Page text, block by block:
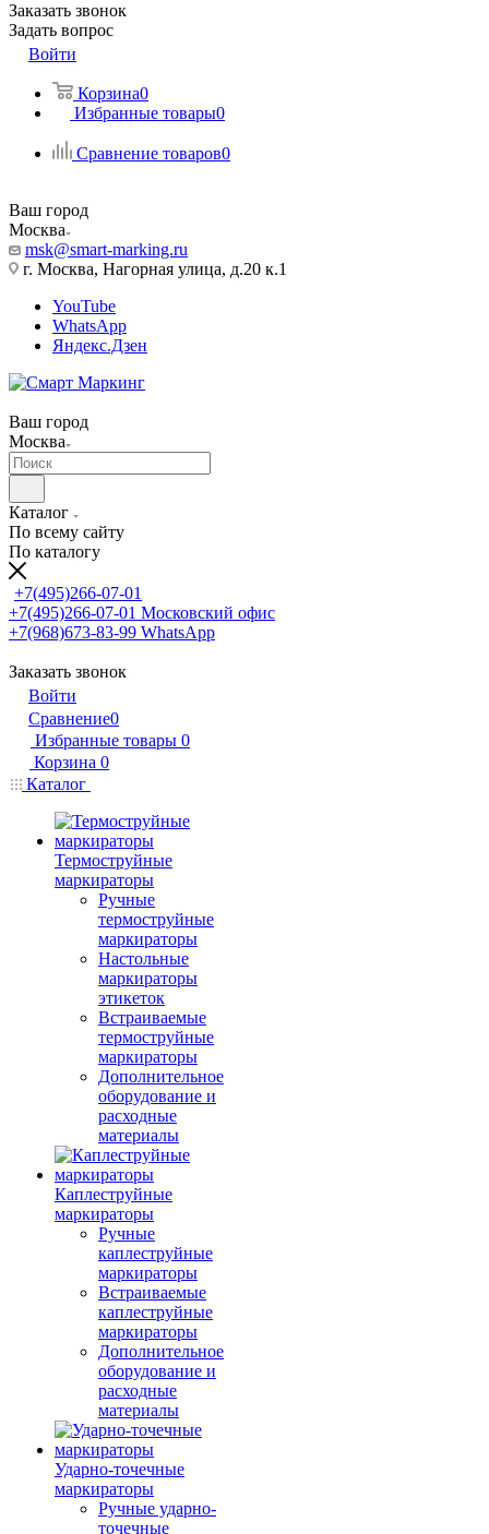
Заказать звонок
Задать вопрос
Войти
Корзина0
Избранные товары0
Сравнение товаров0
Ваш город
Москва
msk@smart-marking.ru
г. Москва, Нагорная улица, д.20 к.1
YouTube
WhatsApp
Яндекс.Дзен
Ваш город
Москва
Каталог
По всему сайту
По каталогу
+7(495)266-07-01
+7(495)266-07-01 Московский офис
+7(968)673-83-99 WhatsApp
Заказать звонок
Войти
Сравнение0
Избранные товары 0
Корзина 0
Каталог
Термоструйные
маркираторы
Ручные
термоструйные
маркираторы
Настольные
маркираторы
этикеток
Встраиваемые
термоструйные
маркираторы
Дополнительное
оборудование и
расходные
материалы
Каплеструйные
маркираторы
Ручные
каплеструйные
маркираторы
Встраиваемые
каплеструйные
маркираторы
Дополнительное
оборудование и
расходные
материалы
Ударно-точечные
маркираторы
Ручные ударно-
точечные